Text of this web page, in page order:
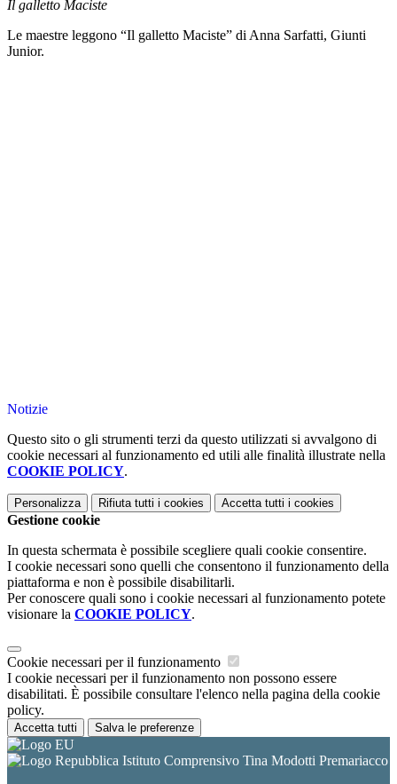
Il galletto Maciste
Le maestre leggono “Il galletto Maciste” di Anna Sarfatti, Giunti
Junior.
Notizie
Questo sito o gli strumenti terzi da questo utilizzati si avvalgono di
cookie necessari al funzionamento ed utili alle finalità illustrate nella
COOKIE POLICY.
Personalizza Rifiuta tutti i cookies Accetta tutti i cookies
Gestione cookie
In questa schermata è possibile scegliere quali cookie consentire.
I cookie necessari sono quelli che consentono il funzionamento della
piattaforma e non è possibile disabilitarli.
Per conoscere quali sono i cookie necessari al funzionamento potete
visionare la COOKIE POLICY.
Cookie necessari per il funzionamento
I cookie necessari per il funzionamento non possono essere
disabilitati. È possibile consultare l'elenco nella pagina della cookie
policy.
Accetta tutti Salva le preferenze
Istituto Comprensivo Tina Modotti Premariacco